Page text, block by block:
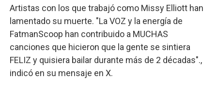
Artistas con los que trabajó como Missy Elliott han
lamentado su muerte. "La VOZ y la energía de
FatmanScoop han contribuido a MUCHAS
canciones que hicieron que la gente se sintiera
FELIZ y quisiera bailar durante más de 2 décadas".,
indicó en su mensaje en X.